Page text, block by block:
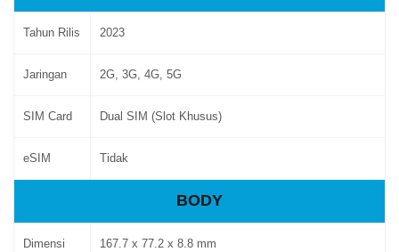
Tahun Rilis 2023
Jaringan 2G, 3G, 4G, 5G
SIM Card Dual SIM (Slot Khusus)
eSIM Tidak
BODY
Dimensi 167.7 x 77.2 x 8.8 mm